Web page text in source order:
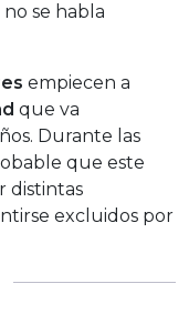
se habla
empiecen a
que va
Durante las
que este
distintas
excluidos por